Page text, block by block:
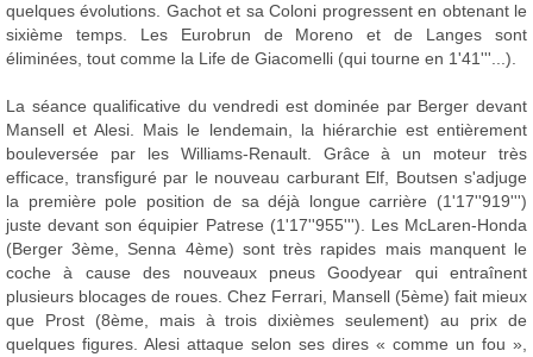
quelques évolutions. Gachot et sa Coloni progressent en obtenant le
sixième temps. Les Eurobrun de Moreno et de Langes sont
éliminées, tout comme la Life de Giacomelli (qui tourne en 1'41'''...).
La séance qualificative du vendredi est dominée par Berger devant
Mansell et Alesi. Mais le lendemain, la hiérarchie est entièrement
bouleversée par les Williams-Renault. Grâce à un moteur très
efficace, transfiguré par le nouveau carburant Elf, Boutsen s'adjuge
la première pole position de sa déjà longue carrière (1'17''919''')
juste devant son équipier Patrese (1'17''955'''). Les McLaren-Honda
(Berger 3ème, Senna 4ème) sont très rapides mais manquent le
coche à cause des nouveaux pneus Goodyear qui entraînent
plusieurs blocages de roues. Chez Ferrari, Mansell (5ème) fait mieux
que Prost (8ème, mais à trois dixièmes seulement) au prix de
quelques figures. Alesi attaque selon ses dires « comme un fou »,